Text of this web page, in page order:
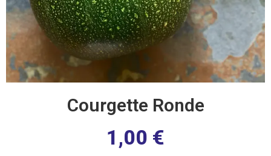
Courgette Ronde
1,00 €